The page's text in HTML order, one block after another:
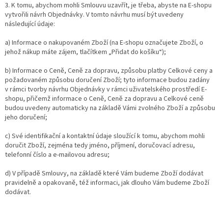
3. K tomu, abychom mohli Smlouvu uzavřít, je třeba, abyste na E-shopu
vytvořili návrh Objednávky. V tomto návrhu musí být uvedeny
následující údaje:
a) Informace o nakupovaném Zboží (na E-shopu označujete Zboží, o
jehož nákup máte zájem, tlačítkem „Přidat do košíku“);
b) Informace o Ceně, Ceně za dopravu, způsobu platby Celkové ceny a
požadovaném způsobu doručení Zboží; tyto informace budou zadány
v rámci tvorby návrhu Objednávky v rámci uživatelského prostředí E-
shopu, přičemž informace o Ceně, Ceně za dopravu a Celkové ceně
budou uvedeny automaticky na základě Vámi zvolného Zboží a způsobu
jeho doručení;
c) Své identifikační a kontaktní údaje sloužící k tomu, abychom mohli
doručit Zboží, zejména tedy jméno, příjmení, doručovací adresu,
telefonní číslo a e-mailovou adresu;
d) V případě Smlouvy, na základě které Vám budeme Zboží dodávat
pravidelně a opakovaně, též informaci, jak dlouho Vám budeme Zboží
dodávat.